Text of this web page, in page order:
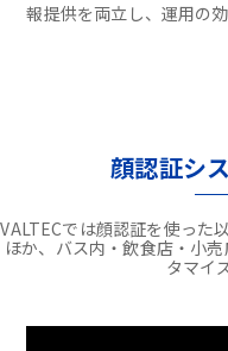
報提供を両立し、運用の
顔認証シ
VALTECでは顔認証を使った
ほか、バス内・飲食店・小
タマイ